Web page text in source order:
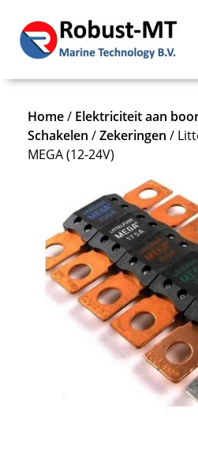
Home/ Elektriciteit aan
Schakelen /Zekeringen /
MEGA (12-24V)